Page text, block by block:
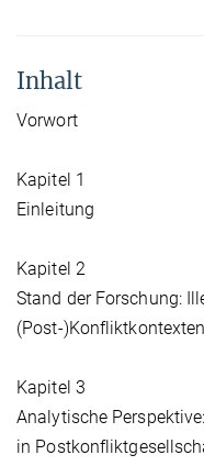
Inhalt
Vorwort
Kapitel 1
Einleitung
Kapitel 2
Stand der Forschung:
(Post-)Konfliktkontexten
Kapitel 3
Analytische
in